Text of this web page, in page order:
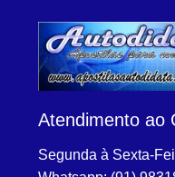
variantes.
As
opções
ser
na
Atendimento ao
Segunda à Sexta-